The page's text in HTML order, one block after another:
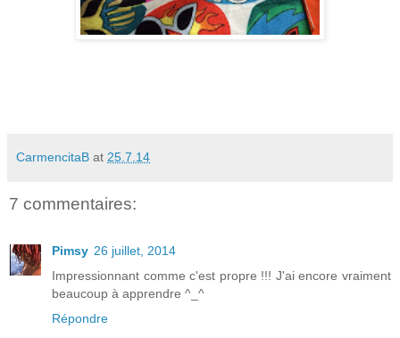
CarmencitaB at 25.7.14
7 commentaires:
Pimsy 26 juillet, 2014
Impressionnant comme c'est propre !!! J'ai encore vraiment
beaucoup à apprendre ^_^
Répondre